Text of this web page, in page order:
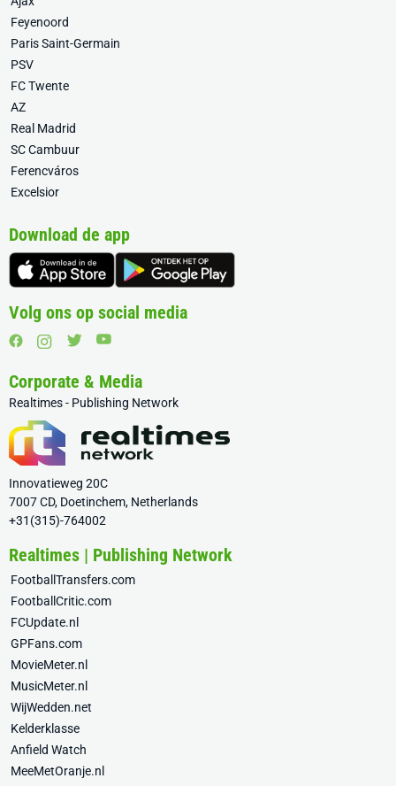
Feyenoord
Paris Saint-Germain
PSV
FC Twente
AZ
Real Madrid
SC Cambuur
Ferencváros
Excelsior
Download de app
Volg ons op social media
Corporate & Media
Realtimes - Publishing Network
Innovatieweg 20C
7007 CD, Doetinchem, Netherlands
+31(315)-764002
Realtimes | Publishing Network
FootballTransfers.com
FootballCritic.com
FCUpdate.nl
GPFans.com
MovieMeter.nl
MusicMeter.nl
WijWedden.net
Kelderklasse
Anfield Watch
MeeMetOranje.nl